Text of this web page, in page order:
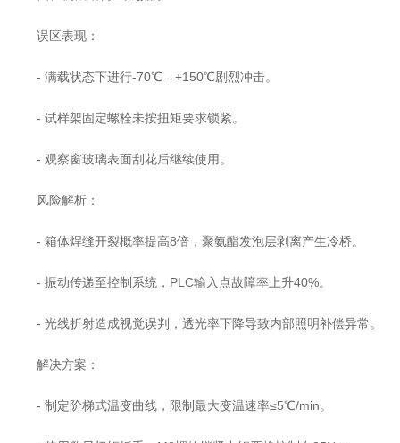
误区表现：
- 满载状态下进行-70℃→+150℃剧烈冲击。
- 试样架固定螺栓未按扭矩要求锁紧。
- 观察窗玻璃表面刮花后继续使用。
风险解析：
- 箱体焊缝开裂概率提高8倍，聚氨酯发泡层剥离产生冷桥。
- 振动传递至控制系统，PLC输入点故障率上升40%。
- 光线折射造成视觉误判，透光率下降导致内部照明补偿异常。
解决方案：
- 制定阶梯式温变曲线，限制最大变温速率≤5℃/min。